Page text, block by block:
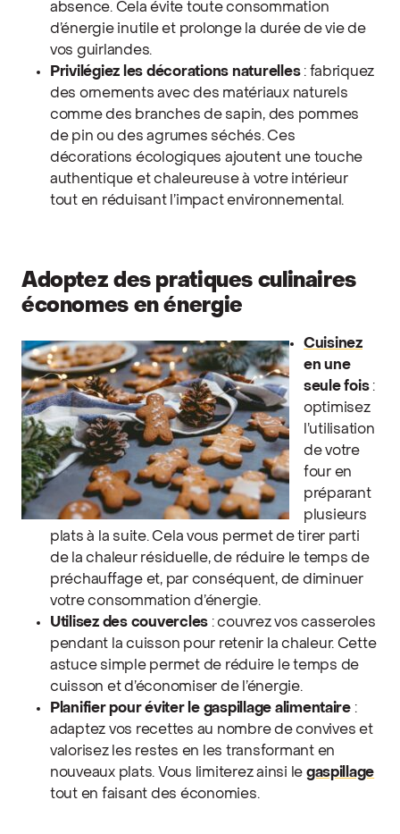
absence. Cela évite toute consommation
d’énergie inutile et prolonge la durée de vie de
vos guirlandes.
Privilégiez les décorations naturelles: fabriquez
des ornements avec des matériaux naturels
comme des branches de sapin, des pommes
de pin ou des agrumes séchés. Ces
décorations écologiques ajoutent une touche
authentique et chaleureuse à votre intérieur
tout en réduisant l’impact environnemental.
Adoptez des pratiques culinaires
économes en énergie
Cuisinez
en une
seule fois:
optimisez
l’utilisation
de votre
four en
préparant
plusieurs
plats à la suite. Cela vous permet de tirer parti
de la chaleur résiduelle, de réduire le temps de
préchauffage et, par conséquent, de diminuer
votre consommation d’énergie.
Utilisez des couvercles : couvrez vos casseroles
pendant la cuisson pour retenir la chaleur. Cette
astuce simple permet de réduire le temps de
cuisson et d’économiser de l’énergie.
Planifier pour éviter le gaspillage alimentaire:
adaptez vos recettes au nombre de convives et
valorisez les restes en les transformant en
nouveaux plats. Vous limiterez ainsi le gaspillage
tout en faisant des économies.